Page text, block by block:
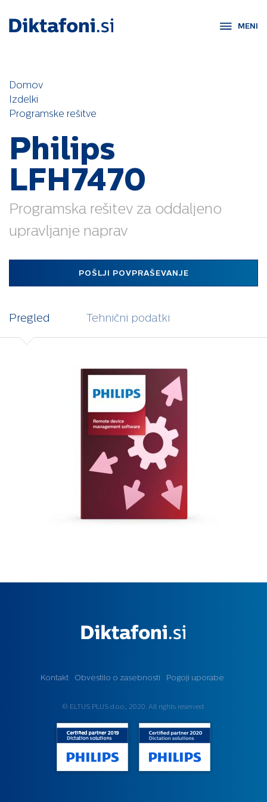
MENI
Domov
Izdelki
Programske rešitve
Philips
LFH7470
Programska rešitev za oddaljeno
upravljanje naprav
POŠLJI POVPRAŠEVANJE
Pregled Tehnični podatki
Kontakt Obvestilo o zasebnosti Pogoji uporabe
© ELTUS PLUS d.o.o., 2020. All rights reserved.